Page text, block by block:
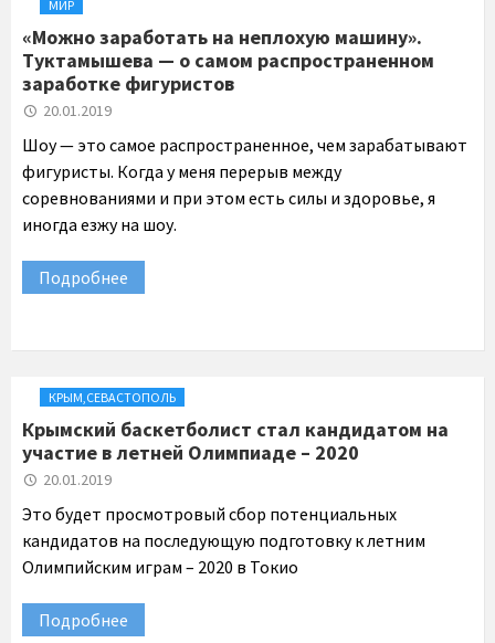
МИР
«Можно заработать на неплохую машину».
Туктамышева — о самом распространенном
заработке фигуристов
20.01.2019
Шоу — это самое распространенное, чем зарабатывают
фигуристы. Когда у меня перерыв между
соревнованиями и при этом есть силы и здоровье, я
иногда езжу на шоу.
Подробнее
КРЫМ,СЕВАСТОПОЛЬ
Крымский баскетболист стал кандидатом на
участие в летней Олимпиаде – 2020
20.01.2019
Это будет просмотровый сбор потенциальных
кандидатов на последующую подготовку к летним
Олимпийским играм – 2020 в Токио
Подробнее